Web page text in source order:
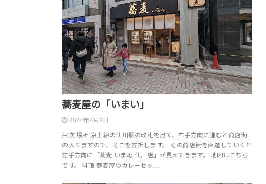
蕎麦屋の「いまい」
2024年4月2日
目次 場所 京王線の仙川駅の改札を出て、右手方向に進むと商店街
の入りますので、そこを左折します。 その商店街を直進していくと
左手方向に「蕎麦 いまゐ 仙川店」が見えてきます。 地図はこちら
です。 料理 蕎麦屋のカレーセッ…